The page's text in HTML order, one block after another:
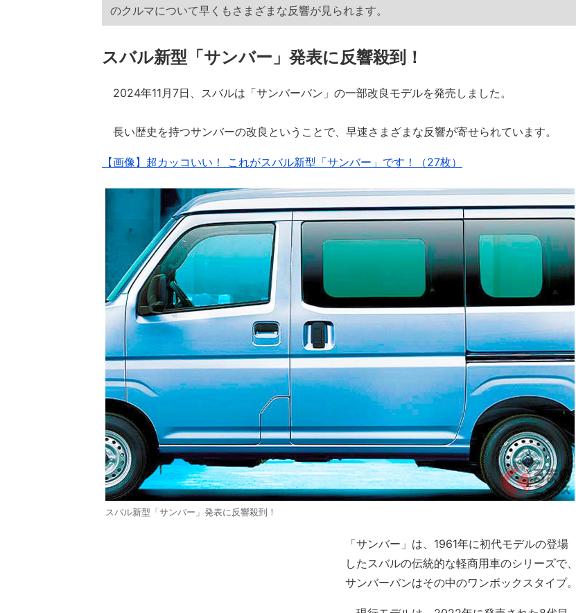
のクルマについて早くもさまざまな反響が見られます。
スバル新型「サンバー」発表に反響殺到！
2024年11月7日、スバルは「サンバーバン」の一部改良モデルを発売しました。
長い歴史を持つサンバーの改良ということで、早速さまざまな反響が寄せられています。
【画像】超カッコいい！ これがスバル新型「サンバー」です！（27枚）
スバル新型「サンバー」発表に反響殺到！
「サンバー」は、1961年に初代モデルの登場
したスバルの伝統的な軽商用車のシリーズで、
サンバーバンはその中のワンボックスタイプ。